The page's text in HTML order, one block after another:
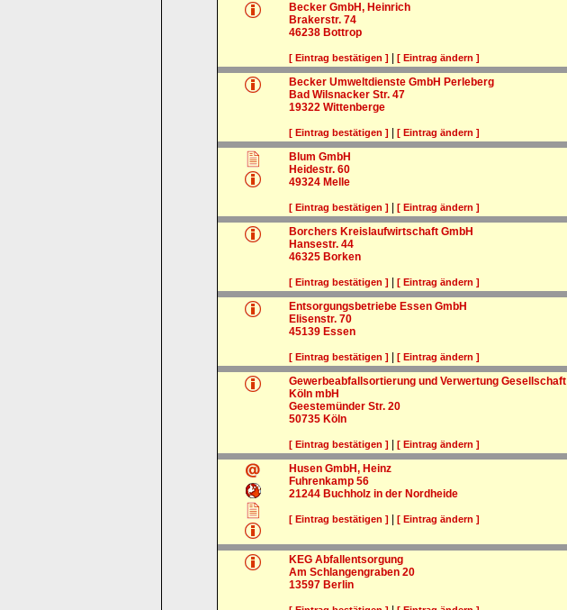
Becker GmbH, Heinrich
Brakerstr. 74
46238 Bottrop
[ Eintrag bestätigen ] [ Eintrag ändern ]
Becker Umweltdienste GmbH Perleberg
Bad Wilsnacker Str. 47
19322 Wittenberge
[ Eintrag bestätigen ] [ Eintrag ändern ]
Blum GmbH
Heidestr. 60
49324 Melle
[ Eintrag bestätigen ] [ Eintrag ändern ]
Borchers Kreislaufwirtschaft GmbH
Hansestr. 44
46325 Borken
[ Eintrag bestätigen ] [ Eintrag ändern ]
Entsorgungsbetriebe Essen GmbH
Elisenstr. 70
45139 Essen
[ Eintrag bestätigen ] [ Eintrag ändern ]
Gewerbeabfallsortierung und Verwertung Gesellschaft
Köln mbH
Geestemünder Str. 20
50735 Köln
[ Eintrag bestätigen ] [ Eintrag ändern ]
Husen GmbH, Heinz
Fuhrenkamp 56
21244 Buchholz in der Nordheide
[ Eintrag bestätigen ] [ Eintrag ändern ]
KEG Abfallentsorgung
Am Schlangengraben 20
13597 Berlin